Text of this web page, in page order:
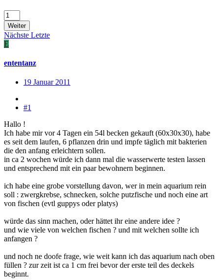
Weiter
Nächste Letzte
E
ententanz
19 Januar 2011
#1
Hallo !
Ich habe mir vor 4 Tagen ein 54l becken gekauft (60x30x30), habe
es seit dem laufen, 6 pflanzen drin und impfe täglich mit bakterien
die den anfang erleichtern sollen.
in ca 2 wochen würde ich dann mal die wasserwerte testen lassen
und entsprechend mit ein paar bewohnern beginnen.
ich habe eine grobe vorstellung davon, wer in mein aquarium rein
soll : zwergkrebse, schnecken, solche putzfische und noch eine art
von fischen (evtl guppys oder platys)
würde das sinn machen, oder hättet ihr eine andere idee ?
und wie viele von welchen fischen ? und mit welchen sollte ich
anfangen ?
und noch ne doofe frage, wie weit kann ich das aquarium nach oben
füllen ? zur zeit ist ca 1 cm frei bevor der erste teil des deckels
beginnt.